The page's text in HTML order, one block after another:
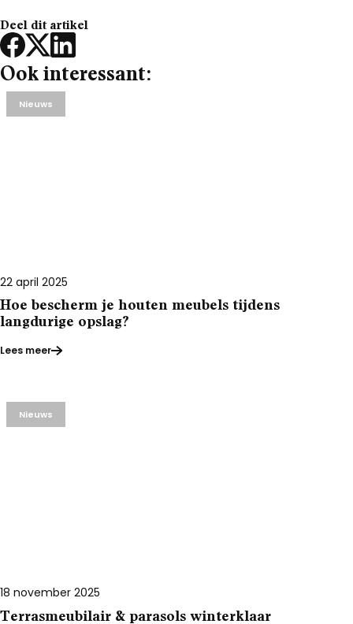
Deel dit artikel
Ook interessant:
22 april 2025
Hoe bescherm je houten meubels tijdens
langdurige opslag?
Lees meer
Nieuws
18 november 2025
Terrasmeubilair & parasols winterklaar
Nieuws